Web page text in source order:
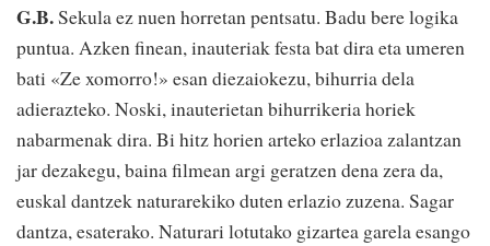
G.B.Sekula ez nuen horretan pentsatu. Badu bere logika
puntua. Azken finean, inauteriak festa bat dira eta umeren
bati «Ze xomorro!» esan diezaiokezu, bihurria dela
adierazteko. Noski, inauterietan bihurrikeria horiek
nabarmenak dira. Bi hitz horien arteko erlazioa zalantzan
jar dezakegu, baina filmean argi geratzen dena zera da,
euskal dantzek naturarekiko duten erlazio zuzena. Sagar
dantza, esaterako. Naturari lotutako gizartea garela esango